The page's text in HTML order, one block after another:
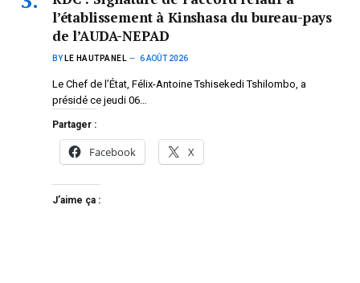
l’établissement à Kinshasa du bureau-pays
de l’AUDA-NEPAD
BY LE HAUTPANEL 6 AOÛT 2026
Le Chef de l’État, Félix-Antoine Tshisekedi Tshilombo, a
présidé ce jeudi 06…
Partager :
Facebook X
J’aime ça :